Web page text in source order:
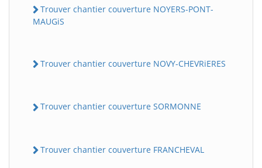
Trouver chantier couverture NOYERS-PONT-
MAUGiS
Trouver chantier couverture NOVY-CHEVRiERES
Trouver chantier couverture SORMONNE
Trouver chantier couverture FRANCHEVAL